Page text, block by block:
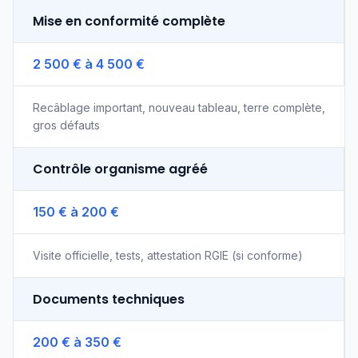
Mise en conformité complète
2 500 € à 4 500 €
Recâblage important, nouveau tableau, terre complète,
gros défauts
Contrôle organisme agréé
150 € à 200 €
Visite officielle, tests, attestation RGIE (si conforme)
Documents techniques
200 € à 350 €